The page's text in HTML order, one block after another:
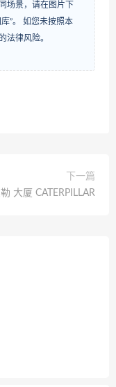
场景，请在图片下
”。 如您未按照本
法律风险。
下一篇
大厦 CATERPILLAR